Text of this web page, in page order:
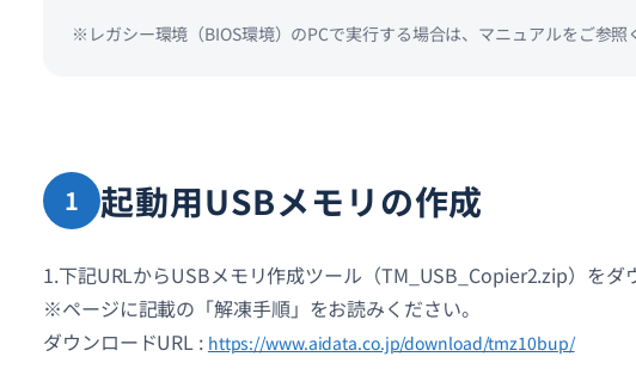
※レガシー環境（BIOS環境）のPCで実行する場合は、マニュアルをご参照
1 起動用USBメモリの作成
1.下記URLからUSBメモリ作成ツール（TM_USB_Copier2.zip）をダ
※ページに記載の「解凍手順」をお読みください。
ダウンロードURL : https://www.aidata.co.jp/download/tmz10bup/